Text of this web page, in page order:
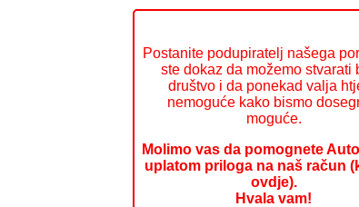
Postanite podupiratelj našega
ste dokaz da možemo stvarati
društvo i da ponekad valja
nemoguće kako bismo
moguće.
Molimo vas da pomognete
uplatom priloga na naš račun
ovdje).
Hvala vam!